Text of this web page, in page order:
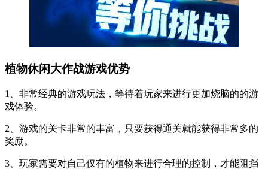
植物休闲大作战游戏优势
1、非常经典的游戏玩法，等待着玩家来进行更加烧脑的的游
戏体验。
2、游戏的关卡非常的丰富，只要获得通关就能获得非常多的
奖励。
3、玩家需要对自己仅有的植物来进行合理的控制，才能阻挡